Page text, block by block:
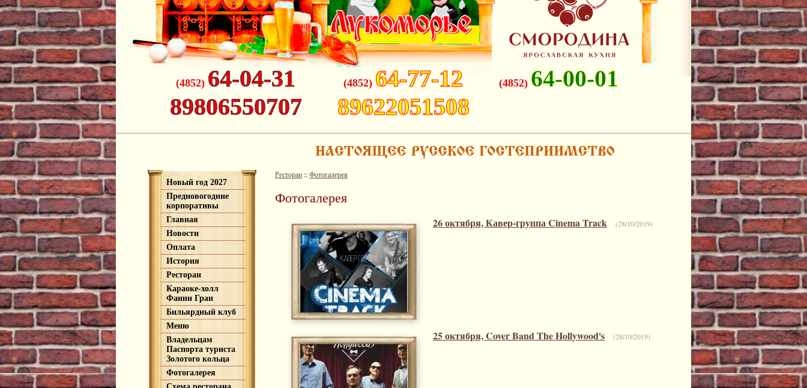
(4852) 64-04-31
89806550707
(4852) 64-77-12
89622051508
(4852) 64-00-01
Новый год 2027
Предновогодние
корпоративы
Главная
Новости
Оплата
История
Ресторан
Караоке-холл
Фанни Гран
Бильярдный клуб
Меню
Владельцам
Паспорта туриста
Золотого кольца
Фотогалерея
Ресторан ::Фотогалерея
Фотогалерея
26 октября, Кавер-группа Cinema Track (28/10/2019)
25 октября, Cover Band The Hollywood's (28/10/2019)